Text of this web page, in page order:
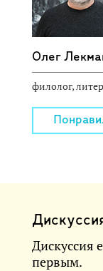
Олег
филолог,
Дискуссия
первым.